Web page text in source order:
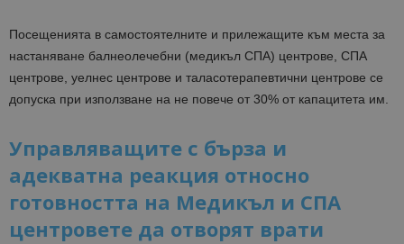
Посещенията в самостоятелните и прилежащите към места за
настаняване балнеолечебни (медикъл СПА) центрове, СПА
центрове, уелнес центрове и таласотерапевтични центрове се
допуска при използване на не повече от 30% от капацитета им.
Управляващите с бърза и
адекватна реакция относно
готовността на Медикъл и СПА
центровете да отворят врати